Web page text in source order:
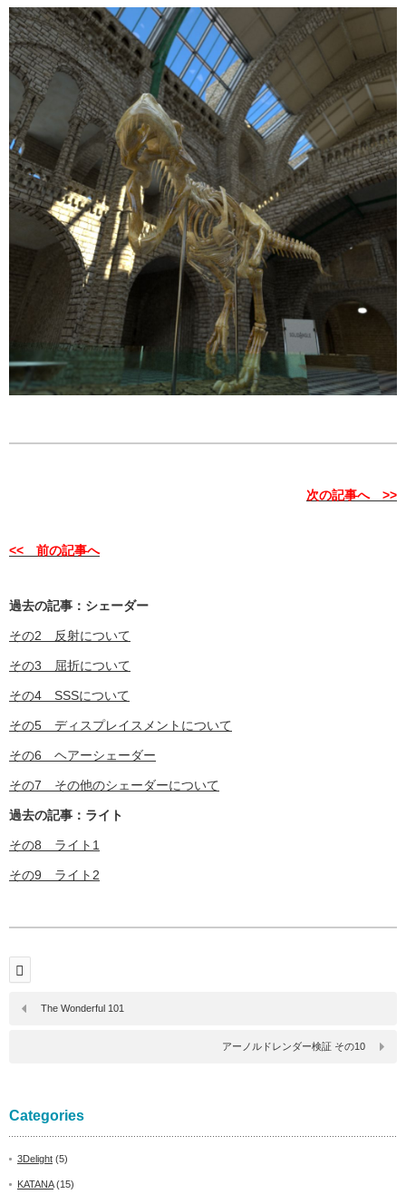
次の記事へ >>
<< 前の記事へ
過去の記事：シェーダー
その2 反射について
その3 屈折について
その4 SSSについて
その5 ディスプレイスメントについて
その6 ヘアーシェーダー
その7 その他のシェーダーについて
過去の記事：ライト
その8 ライト1
その9 ライト2
The Wonderful 101
アーノルドレンダー検証 その10
Categories
3Delight (5)
KATANA(15)